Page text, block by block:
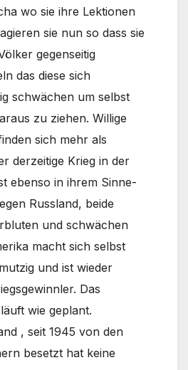
wo sie ihre Lektionen
sie nun so dass sie
gegenseitig
das diese sich
schwächen um selbst
zu ziehen. Willige
sich mehr als
derzeitige Krieg in der
ebenso in ihrem Sinne-
Russland, beide
und schwächen
macht sich selbst
und ist wieder
Das
wie geplant.
, seit 1945 von den
besetzt hat keine